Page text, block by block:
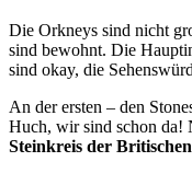
Die Orkneys sind nicht
sind bewohnt. Die
sind okay, die
An der ersten – den
Huch, wir sind schon da!
Steinkreis der